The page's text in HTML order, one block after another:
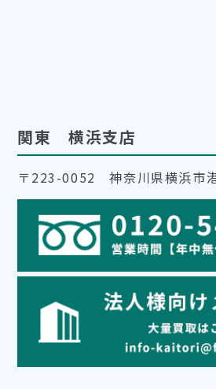
関東 横浜支店
〒223-0052 神奈川県横浜市